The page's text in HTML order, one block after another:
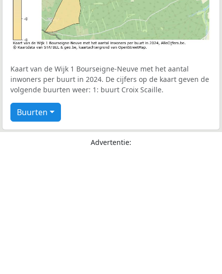
Kaart van de Wijk 1 Bourseigne-Neuve met het aantal
inwoners per buurt in 2024. De cijfers op de kaart geven de
volgende buurten weer: 1: buurt Croix Scaille.
Buurten
Advertentie: